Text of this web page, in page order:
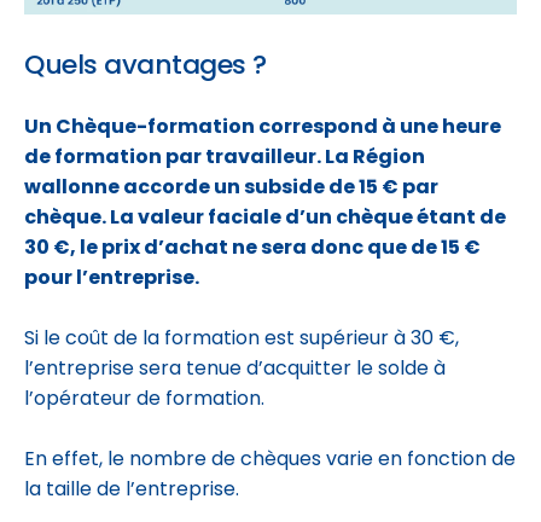
Quels avantages ?
Un Chèque-formation correspond à une heure
de formation par travailleur. La Région
wallonne accorde un subside de 15 € par
chèque. La valeur faciale d’un chèque étant de
30 €, le prix d’achat ne sera donc que de 15 €
pour l’entreprise.
Si le coût de la formation est supérieur à 30 €,
l’entreprise sera tenue d’acquitter le solde à
l’opérateur de formation.
En effet, le nombre de chèques varie en fonction de
la taille de l’entreprise.